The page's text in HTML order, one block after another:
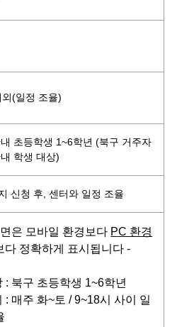
(일정 조율)
초등학생 1~6학년 (북구 거주자
학생 대상)
신청 후, 센터와 일정 조율
은 모바일 환경보다 PC 환경
다 정확하게 표시됩니다 -
: 북구 초등학생 1~6학년
: 매주 화~토 / 9~18시 사이 일